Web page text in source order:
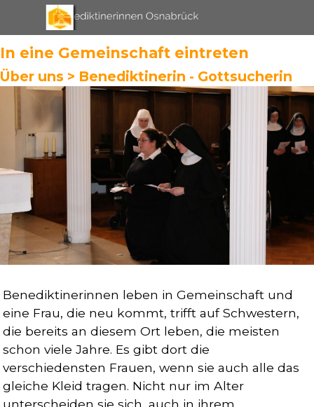
Direkt zum Seiteninhalt
Menü überspringen
In eine Gemeinschaft eintreten
Über uns > Benediktinerin - Gottsucherin
Benediktinerinnen leben in Gemeinschaft und
eine Frau, die neu kommt, trifft auf Schwestern,
die bereits an diesem Ort leben, die meisten
schon viele Jahre. Es gibt dort die
verschiedensten Frauen, wenn sie auch alle das
gleiche Kleid tragen. Nicht nur im Alter
unterscheiden sie sich, auch in ihrem